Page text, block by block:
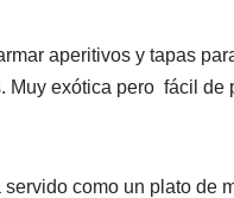
aperitivos y tapas
exótica pero fácil de
como un plato de